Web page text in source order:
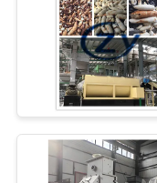
PRIVACY
POLICY